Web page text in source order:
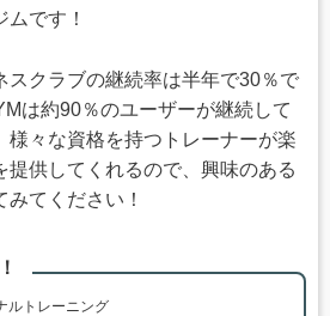
です！
スクラブの継続率は半年で30％で
は約90％のユーザーが継続して
様々な資格を持つトレーナーが楽
提供してくれるので、興味のある
てください！
ルトレーニング